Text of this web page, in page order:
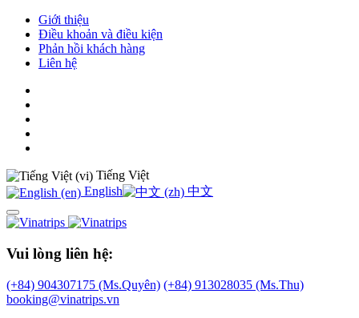
Giới thiệu
Điều khoản và điều kiện
Phản hồi khách hàng
Liên hệ
Tiếng Việt
English
中文
Vui lòng liên hệ:
(+84) 904307175 (Ms.Quyên) (+84) 913028035 (Ms.Thu)
booking@vinatrips.vn